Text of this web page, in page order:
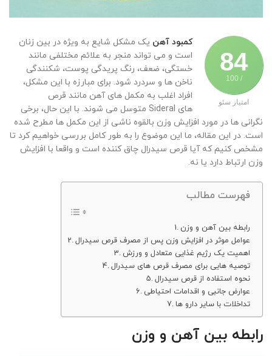
84
/ 100
امتیاز سئو
کمبود آهن یک مشکل شایع به ویژه در بین زنان
است و می تواند منجر به علائم مختلفی مانند
خستگی، ضعف، رنگ پریدگی پوست، شکنندگی
ناخن ها و سردرد شود. برای مبارزه با این مشکل،
افراد اغلب به مکمل های آهن مانند قرص
های Sideral متوسل می شوند. با این حال، برخی
نگرانی ها در مورد افزایش وزن بالقوه ناشی از این مکمل ها مطرح شده
است. در این مقاله، ما این موضوع را به طور کامل بررسی خواهیم کرد تا
مشخص کنیم که آیا قرص سیدرال چاق کننده است و واقعا با افزایش
وزن ارتباط دارد یا نه.
فهرست مطالب
رابطه بین آهن و وزن
عوامل موثر در افزایش وزن پس از مصرف قرص سیدرال
اهمیت یک رژیم غذایی متعادل و ورزش
توصیه هایی برای مصرف قرص های سیدرال
نحوه استفاده از قرص سیدرال
عوارض جانبی و اقدامات احتیاطی
تداخلات با سایر دارو ها
رابطه بین آهن و وزن